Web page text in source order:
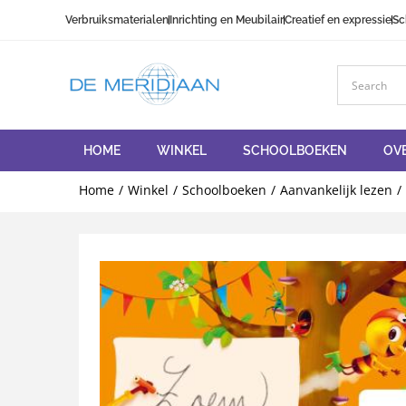
Verbruiksmaterialen Inrichting en MeubilairCreatief en expressie
HOME WINKEL SCHOOLBOEKEN
Home Winkel Schoolboeken Aanvankelijk lezen